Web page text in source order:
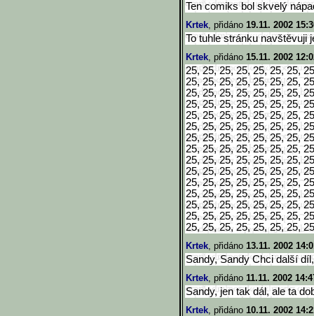
Ten comiks bol skvelý
Krtek, přidáno 19.11. 2002
To tuhle stránku navštěvuji
Krtek, přidáno 15.11. 2002
25, 25, 25, 25, 25, 25, 25,
25, 25, 25, 25, 25, 25, 25,
25, 25, 25, 25, 25, 25, 25,
25, 25, 25, 25, 25, 25, 25,
25, 25, 25, 25, 25, 25, 25,
25, 25, 25, 25, 25, 25, 25,
25, 25, 25, 25, 25, 25, 25,
25, 25, 25, 25, 25, 25, 25,
25, 25, 25, 25, 25, 25, 25,
25, 25, 25, 25, 25, 25, 25,
25, 25, 25, 25, 25, 25, 25,
25, 25, 25, 25, 25, 25, 25,
25, 25, 25, 25, 25, 25, 25,
25, 25, 25, 25, 25, 25, 25,
25, 25, 25, 25, 25, 25, 25,
Krtek, přidáno 13.11. 2002
Sandy, Sandy Chci další
Krtek, přidáno 11.11. 2002
Sandy, jen tak dál, ale ta
Krtek, přidáno 10.11. 2002